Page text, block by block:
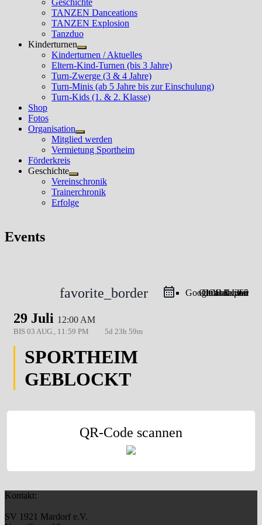
Geschichte
TANZEN Danceations
TANZEN Explosion
Tanzduo
Kinderturnen
Untermenü
anzeigen
Kinderturnen / Aktuelles
Eltern-Kind-Turnen (bis 3 Jahre)
Turn-Zwerge (3 & 4 Jahre)
Turn-Minis (ab 5 Jahre bis zur Einschulung)
Turn-Kids (1. & 2. Klasse)
Shop
Fotos
Organisation
Untermenü
anzeigen
Mitglied werden
Vermietung Sportheim
Förderkreis
Geschichte
Untermenü
anzeigen
Vereinschronik
Trainerchronik
Erfolge
Events
favorite_border iCal Export
Google Calendar
Outlook 365
Outlook Live
29 Juli 12:00 AM
BIS 03 AUG., 11:59 PM 5d 23h 59m
SPORTHEIM
GEBLOCKT
QR-Code scannen
Kontakt:
SV 1921 Mardorf e.V.